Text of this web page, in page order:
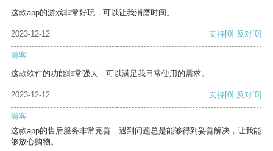
这款app的游戏非常好玩，可以让我消磨时间。
2023-12-12 支持[0] 反对[0]
游客
这款软件的功能非常强大，可以满足我日常使用的需求。
2023-12-12 支持[0] 反对[0]
游客
这款app的售后服务非常完善，遇到问题总是能够得到妥善解决，让我能
够放心购物。